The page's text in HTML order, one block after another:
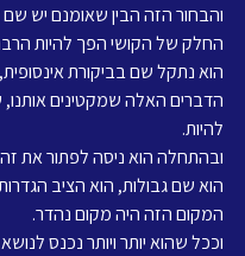
והבחור הזה הבין שאומנם יש
החלק של הקושי הפך להיות
הוא נתקל שם בביקורת
הדברים האלה שמקטינים אותנו,
להיות.
ובהתחלה הוא ניסה לפתור את
הוא שם גבולות, הוא הציב
המקום הזה היה מקום נהדר.
וככל שהוא יותר ויותר נכנס